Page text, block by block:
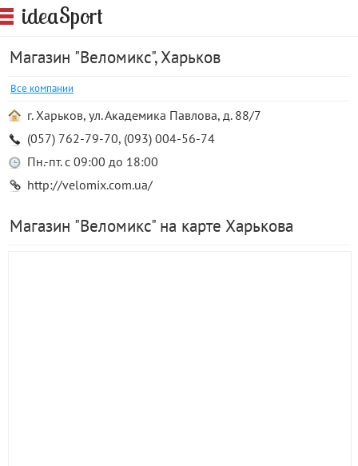
ideaSport
Магазин "Веломикс", Харьков
Все компании
г. Харьков, ул. Академика Павлова, д. 88/7
(057) 762-79-70, (093) 004-56-74
Пн.-пт. с 09:00 до 18:00
http://velomix.com.ua/
Магазин "Веломикс" на карте Харькова